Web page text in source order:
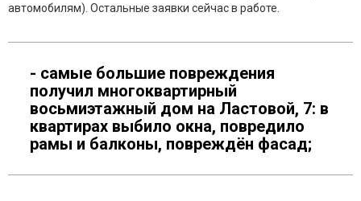
автомобилям). Остальные заявки сейчас в работе.
- самые большие повреждения
получил многоквартирный
восьмиэтажный дом на Ластовой, 7: в
квартирах выбило окна, повредило
рамы и балконы, повреждён фасад;